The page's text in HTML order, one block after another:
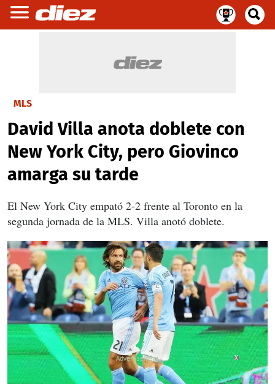
MLS
David Villa anota doblete con
New York City, pero Giovinco
amarga su tarde
El New York City empató 2-2 frente al Toronto en la
segunda jornada de la MLS. Villa anotó doblete.
X
X